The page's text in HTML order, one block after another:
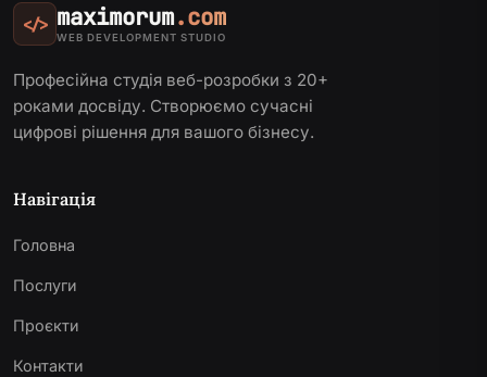
</> maximorum.com
WEB DEVELOPMENT STUDIO
Професійна студія веб-розробки з 20+
роками досвіду. Створюємо сучасні
цифрові рішення для вашого бізнесу.
Навігація
Головна
Послуги
Проєкти
Контакти